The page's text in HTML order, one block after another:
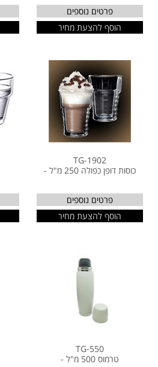
פרטים נוספים
הוסף להצעת מחיר
TG-1902
כוסות דופן כפולה 250 מ"ל -
פרטים נוספים
הוסף להצעת מחיר
TG-550
טרמוס 500 מ"ל -